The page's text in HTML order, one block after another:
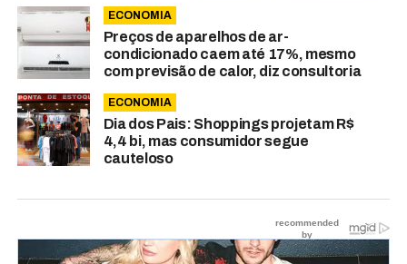
ECONOMIA
Preços de aparelhos de ar-
condicionado caem até 17%, mesmo
com previsão de calor, diz consultoria
ECONOMIA
Dia dos Pais: Shoppings projetam R$
4,4 bi, mas consumidor segue
cauteloso